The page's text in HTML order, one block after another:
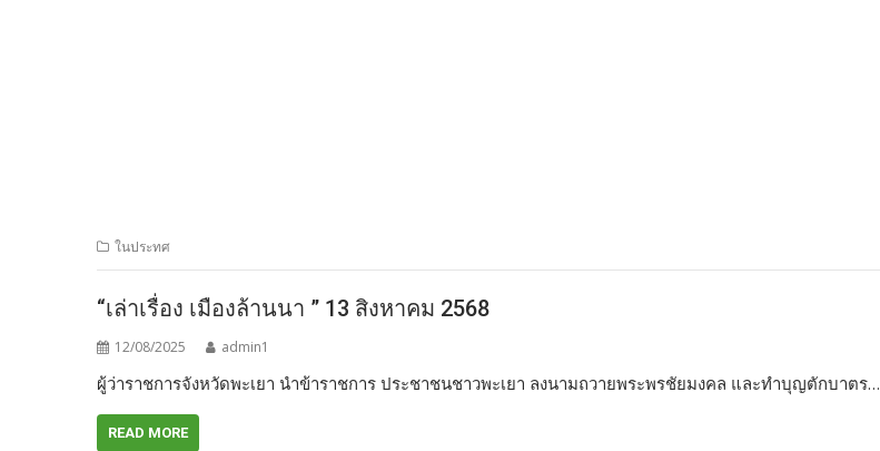
ในประทศ
“เล่าเรื่อง เมืองล้านนา ” 13 สิงหาคม 2568
12/08/2025 admin1
ผู้ว่าราชการจังหวัดพะเยา นำข้าราชการ ประชาชนชาวพะเยา ลงนามถวายพระพรชัยมงคล และทำบุญตักบาตร…
READ MORE